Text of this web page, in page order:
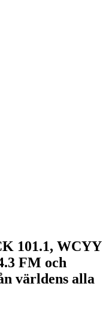
101.1, WCYY
FM och
världens alla